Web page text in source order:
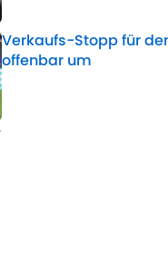
Verkaufs-Stopp für
offenbar um
Published by on Invalid Date